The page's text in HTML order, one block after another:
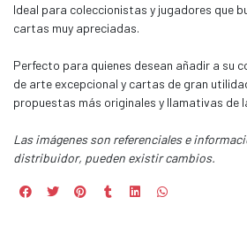
Ideal para coleccionistas y jugadores que
cartas muy apreciadas.
Perfecto para quienes desean añadir a su
de arte excepcional y cartas de gran
propuestas más originales y llamativas de
Las imágenes son referenciales e
distribuidor, pueden existir cambios.